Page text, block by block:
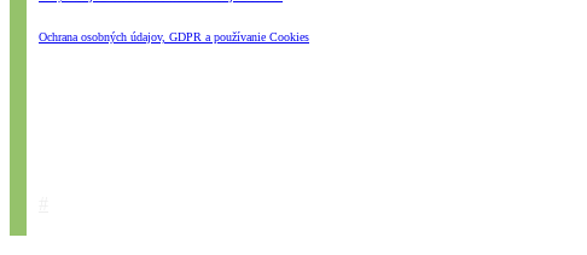
Ochrana osobných údajov, GDPR a používanie Cookies